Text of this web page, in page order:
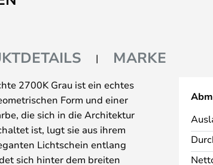
MARKE
2700K Grau ist ein echtes
Form und einer
die sich in die Architektur
ist, lugt sie aus ihrem
Lichtschein entlang
sich hinter dem breiten